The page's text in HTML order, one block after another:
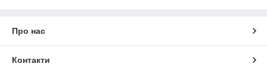
Про нас
Контакти